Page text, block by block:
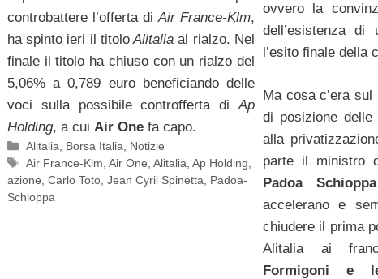
ovvero la
dell’esistenza
l’esito finale della
Ma cosa c’era
di posizione delle
alla
parte il ministro
Padoa Schioppa
accelerano e
chiudere il prima
Alitalia ai
Formigoni e
controbattere l’offerta di Air France-Klm,
ha spinto ieri il titoloAlitalia al rialzo. Nel
finale il titolo ha chiuso con un rialzo del
5,06% a 0,789 euro beneficiando delle
voci sulla possibile controfferta di Ap
Holding, a cui Air Onefa capo.
Categorie
Alitalia Borsa Italia
Notizie
Tag
Air France-Klm ,Air One ,Alitalia ,Ap Holding
azione Carlo Toto, Jean Cyril Spinetta
Padoa-
Schioppa